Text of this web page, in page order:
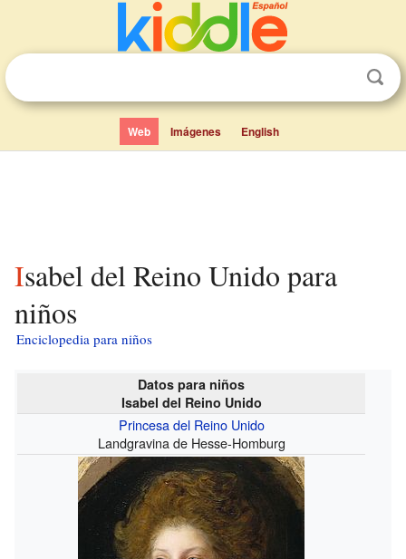
Web Imágenes English
Isabel del Reino Unido para
niños
Enciclopedia para niños
Datos para niños
Isabel del Reino Unido
Princesa del Reino Unido
Landgravina de Hesse-Homburg